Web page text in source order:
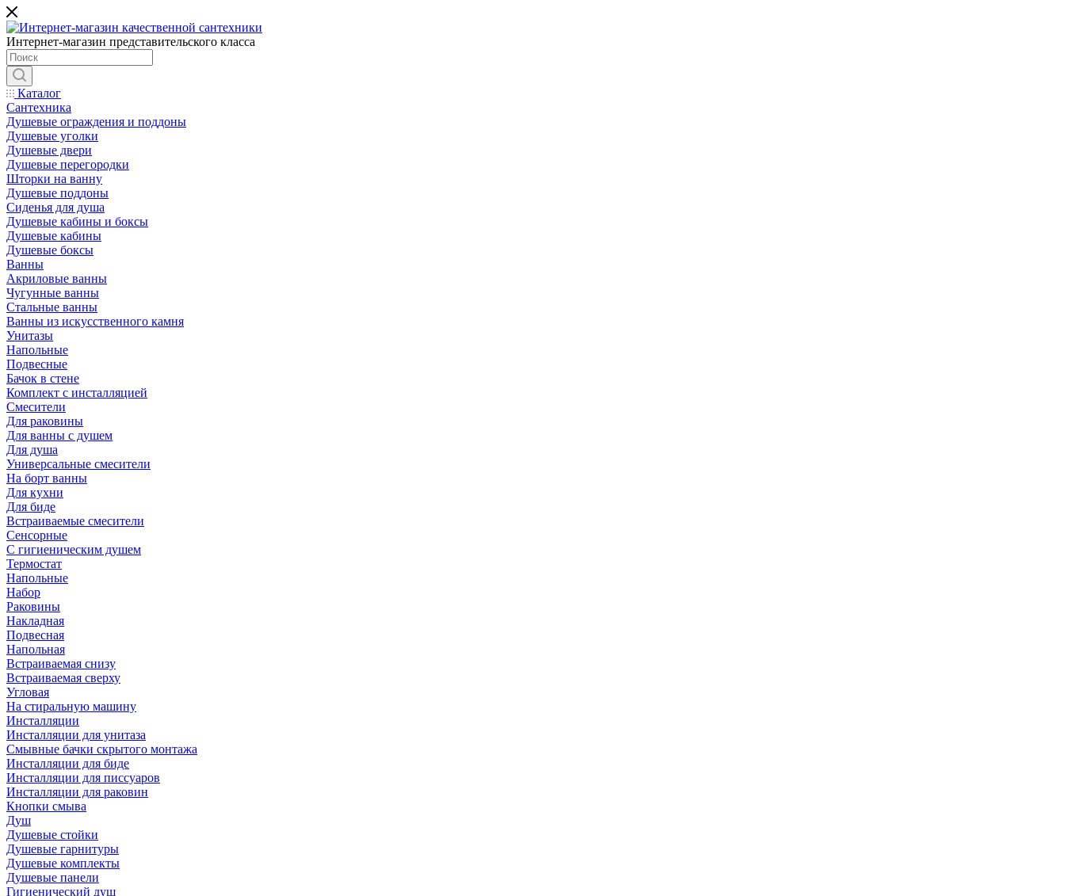
Интернет-магазин представительского класса
Каталог
Сантехника
Душевые ограждения и поддоны
Душевые уголки
Душевые двери
Душевые перегородки
Шторки на ванну
Душевые поддоны
Сиденья для душа
Душевые кабины и боксы
Душевые кабины
Душевые боксы
Ванны
Акриловые ванны
Чугунные ванны
Стальные ванны
Ванны из искусственного камня
Унитазы
Напольные
Подвесные
Бачок в стене
Комплект с инсталляцией
Смесители
Для раковины
Для ванны с душем
Для душа
Универсальные смесители
На борт ванны
Для кухни
Для биде
Встраиваемые смесители
Сенсорные
С гигиеническим душем
Термостат
Напольные
Набор
Раковины
Накладная
Подвесная
Напольная
Встраиваемая снизу
Встраиваемая сверху
Угловая
На стиральную машину
Инсталляции
Инсталляции для унитаза
Смывные бачки скрытого монтажа
Инсталляции для биде
Инсталляции для писсуаров
Инсталляции для раковин
Кнопки смыва
Душ
Душевые стойки
Душевые гарнитуры
Душевые комплекты
Душевые панели
Гигиенический душ